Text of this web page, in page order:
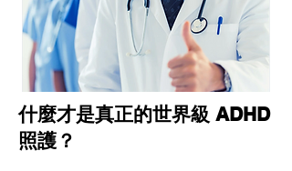
什麼才是真正的世界級 ADHD
照護？